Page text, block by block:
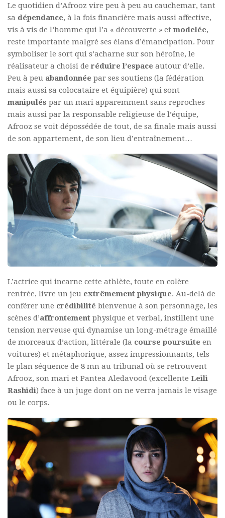
Le quotidien d’Afrooz vire peu à peu au cauchemar, tant
sa dépendance, à la fois financière mais aussi affective,
vis à vis de l’homme qui l’a « découverte » et modelée,
reste importante malgré ses élans d’émancipation. Pour
symboliser le sort qui s’acharne sur son héroïne, le
réalisateur a choisi de réduire l’espace autour d’elle.
Peu à peu abandonnée par ses soutiens (la fédération
mais aussi sa colocataire et équipière) qui sont
manipulés par un mari apparemment sans reproches
mais aussi par la responsable religieuse de l’équipe,
Afrooz se voit dépossédée de tout, de sa finale mais aussi
de son appartement, de son lieu d’entraînement…
L’actrice qui incarne cette athlète, toute en colère
rentrée, livre un jeu extrêmement physique. Au-delà de
conférer une crédibilité bienvenue à son personnage, les
scènes d’affrontement physique et verbal, instillent une
tension nerveuse qui dynamise un long-métrage émaillé
de morceaux d’action, littérale (la course poursuite en
voitures) et métaphorique, assez impressionnants, tels
le plan séquence de 8 mn au tribunal où se retrouvent
Afrooz, son mari et Pantea Aledavood (excellente Leili
Rashidi) face à un juge dont on ne verra jamais le visage
ou le corps.